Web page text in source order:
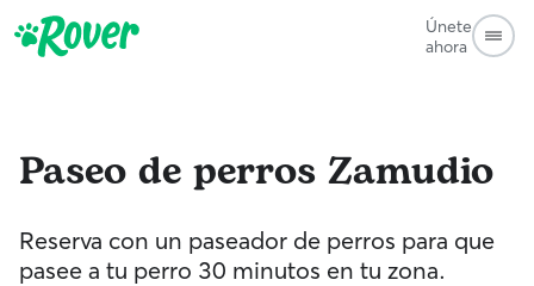
Únete
ahora
Paseo de perros Zamudio
Reserva con un paseador de perros para que
pasee a tu perro 30 minutos en tu zona.